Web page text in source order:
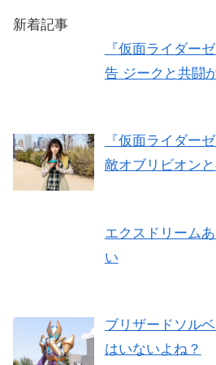
新着記事
『仮面ライダー
告 ジークと共闘
『仮面ライダー
敵オブリビオン
エクスドリーム
い
ブリザードソル
はいないよね？